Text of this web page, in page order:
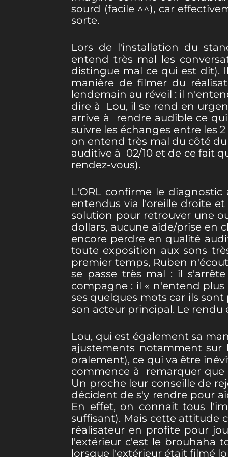
sourd (facile ^^), car
sorte.
Lors de l'installation du
entend très mal les
distingue mal ce qui est dit).
manière de filmer du
lendemain au réveil : il
dire à Lou, il se rend en
arrive à rendre audible ce
suivre les échanges entre les
on entend très mal du côté
auditive à 02/10 et de ce fait
rendez-vous).
L'ORL confirme le
entendus via l'oreille droite
solution pour retrouver une
dollars, aucune aide/prise en
encore perdre en qualité
toute exposition aux sons
premier temps, Ruben
se passe très mal : il
compagne : il « n'entend
ses quelques mots car ils
son acteur principal. Le rendu
Lou, qui est également sa
ajustements notamment
oralement), ce qui va être
commence à remarquer que
Un proche leur conseille de
décident de s'y rendre pour
En effet, on connait tous
suffisant). Mais cette attitude
réalisateur en profite pour
l'extérieur c'est le brouhaha
lorsque l'extérieur était filmé